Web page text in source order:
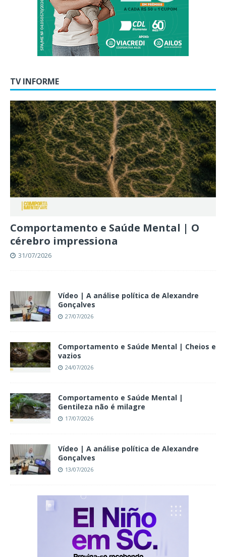
TV INFORME
Comportamento e Saúde Mental | O
cérebro impressiona
31/07/2026
Vídeo | A análise política de Alexandre
Gonçalves
27/07/2026
Comportamento e Saúde Mental | Cheios e
vazios
24/07/2026
Comportamento e Saúde Mental |
Gentileza não é milagre
17/07/2026
Vídeo | A análise política de Alexandre
Gonçalves
13/07/2026